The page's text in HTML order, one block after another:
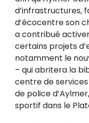
d’infrastructures,
d’écocentre son
a contribué
certains projets
notamment le
– qui abritera la
centre de
de police
sportif dans le